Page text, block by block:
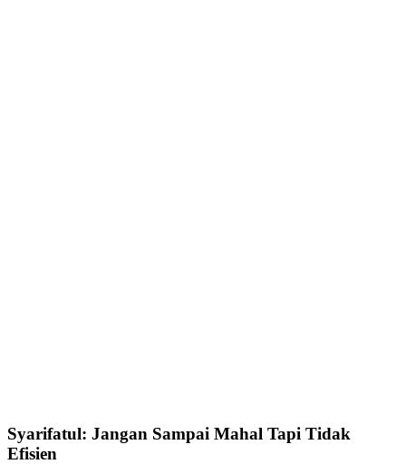
Syarifatul: Jangan Sampai Mahal Tapi Tidak
Efisien